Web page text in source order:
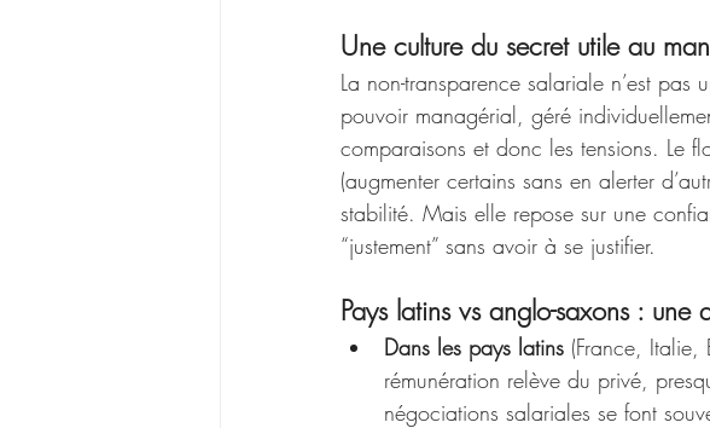
Une culture du secret utile au
La non-transparence salariale n’est
pouvoir managérial, géré
comparaisons et donc les tensions. Le
(augmenter certains sans en alerter
stabilité. Mais elle repose sur une
“justement” sans avoir à se justifier.
Pays latins vs anglo-saxons : une
Dans les pays latins (France, Italie,
rémunération relève du privé,
négociations salariales se font